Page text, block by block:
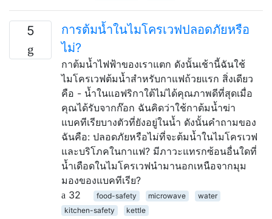
5
การต้มน้ำในไมโครเวฟปลอดภัยหรือ
ไม่?
กาต้มน้ำไฟฟ้าของเราแตก ดังนั้นเช้านี้ฉันใช้
ไมโครเวฟต้มน้ำสำหรับกาแฟถ้วยแรก สิ่งเดียว
คือ - น้ำในแอฟริกาใต้ไม่ได้คุณภาพดีที่สุดเมื่อ
คุณได้รับจากก๊อก ฉันคิดว่าใช้กาต้มน้ำฆ่า
แบคทีเรียบางตัวที่ยังอยู่ในน้ำ ดังนั้นคำถามของ
ฉันคือ: ปลอดภัยหรือไม่ที่จะต้มน้ำในไมโครเวฟ
และบริโภคในกาแฟ? มีภาวะแทรกซ้อนอื่นใดที่
น้ำเดือดในไมโครเวฟนำมานอกเหนือจากมุม
มองของแบคทีเรีย?
32
food-safety microwave
water
kitchen-safety
kettle